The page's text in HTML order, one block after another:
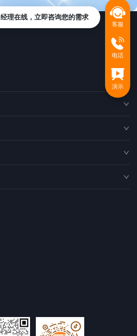
客服
电话
演示
经理在线，立即咨询您的需求